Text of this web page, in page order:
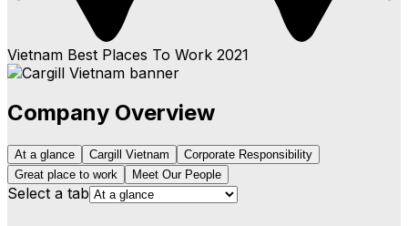
Vietnam Best Places To Work 2021
Company Overview
At a glance Cargill Vietnam
Corporate Responsibility
Great place to work
Meet Our People
Select a tab